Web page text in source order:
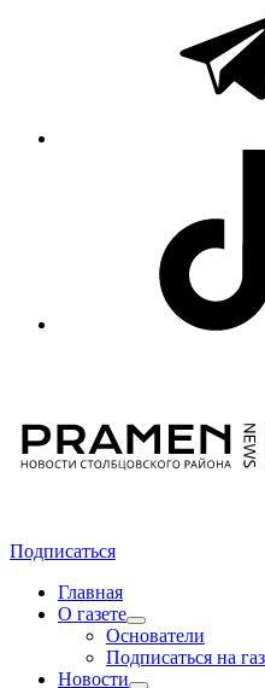
Подписаться
Главная
О газете
Основатели
Подписаться на
Новости